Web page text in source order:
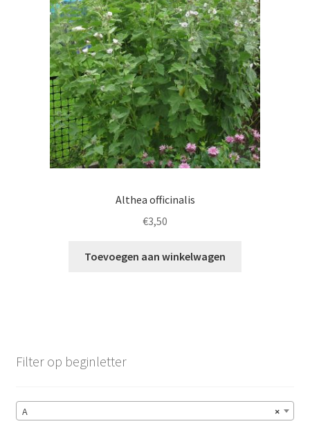
Althea officinalis
€3,50
Toevoegen aan winkelwagen
Filter op beginletter
×
A